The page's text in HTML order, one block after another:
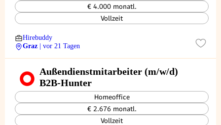
€ 4.000 monatl.
Vollzeit
Hirebuddy
Graz
| vor 21 Tagen
Außendienstmitarbeiter (m/w/d)
B2B-Hunter
Homeoffice
€ 2.676 monatl.
Vollzeit